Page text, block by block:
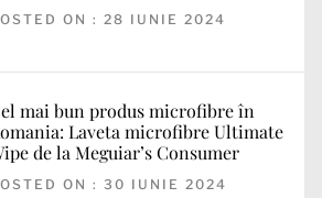
ON : 28 IUNIE 2024
mai bun produs microfibre în
Laveta microfibre Ultimate
de la Meguiar’s Consumer
ON : 30 IUNIE 2024